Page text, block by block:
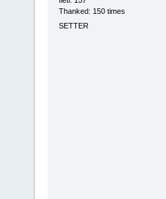
Thanked: 150 times
SETTER